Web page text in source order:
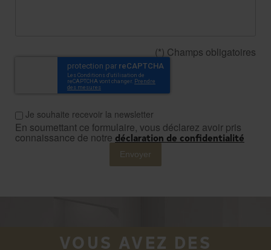
(*) Champs obligatoires
Je souhaite recevoir la newsletter
En soumettant ce formulaire, vous déclarez avoir pris
connaissance de notre déclaration de confidentialité
Envoyer
VOUS AVEZ DES